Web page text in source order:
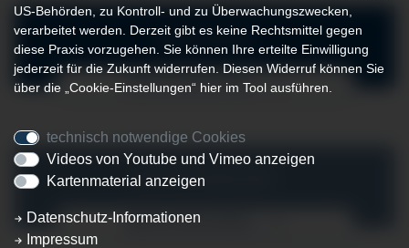
ANÄSTHESIE
MEHR ERFAHREN
INTENSIVMEDIZIN
MEHR ERFAHREN
US-Behörden, zu Kontroll- und zu Überwachungszwecken,
verarbeitet werden. Derzeit gibt es keine Rechtsmittel gegen
diese Praxis vorzugehen. Sie können Ihre erteilte Einwilligung
jederzeit für die Zukunft widerrufen. Diesen Widerruf können Sie
über die „Cookie-Einstellungen“ hier im Tool ausführen.
technisch notwendige Cookies
Videos von Youtube und Vimeo anzeigen
Kartenmaterial anzeigen
Datenschutz-Informationen
Impressum